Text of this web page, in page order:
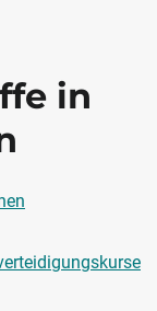
in